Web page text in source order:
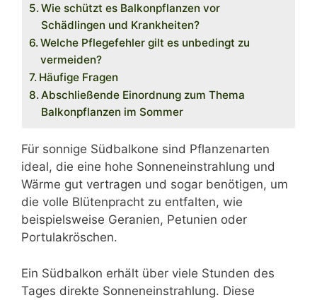
Wie schützt es Balkonpflanzen vor
Schädlingen und Krankheiten?
Welche Pflegefehler gilt es unbedingt zu
vermeiden?
Häufige Fragen
Abschließende Einordnung zum Thema
Balkonpflanzen im Sommer
Für sonnige Südbalkone sind Pflanzenarten
ideal, die eine hohe Sonneneinstrahlung und
Wärme gut vertragen und sogar benötigen, um
die volle Blütenpracht zu entfalten, wie
beispielsweise Geranien, Petunien oder
Portulakröschen.
Ein Südbalkon erhält über viele Stunden des
Tages direkte Sonneneinstrahlung. Diese